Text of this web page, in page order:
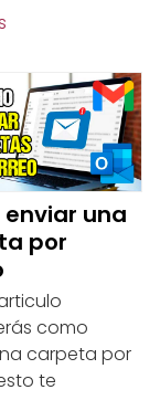
una
por
como
carpeta por
te